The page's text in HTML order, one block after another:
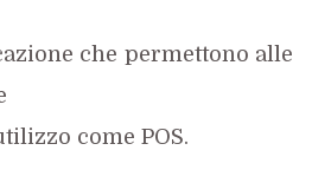
che permettono alle
come POS.